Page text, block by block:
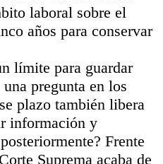
laboral sobre el
años para conservar
límite para guardar
pregunta en los
plazo también libera
información y
Frente
Suprema acaba de